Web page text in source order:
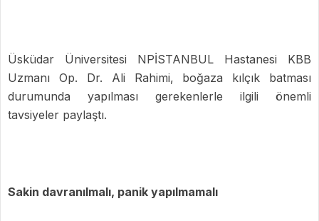
Üsküdar Üniversitesi NPİSTANBUL Hastanesi KBB
Uzmanı Op. Dr. Ali Rahimi,
boğaza kılçık batması
durumunda yapılması gerekenlerle ilgili önemli
tavsiyeler paylaştı.
Sakin davranılmalı, panik yapılmamalı